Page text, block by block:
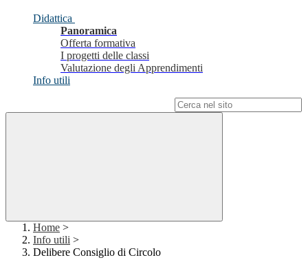
Didattica
Panoramica
Offerta formativa
I progetti delle classi
Valutazione degli Apprendimenti
Info utili
Home >
Info utili >
Delibere Consiglio di Circolo